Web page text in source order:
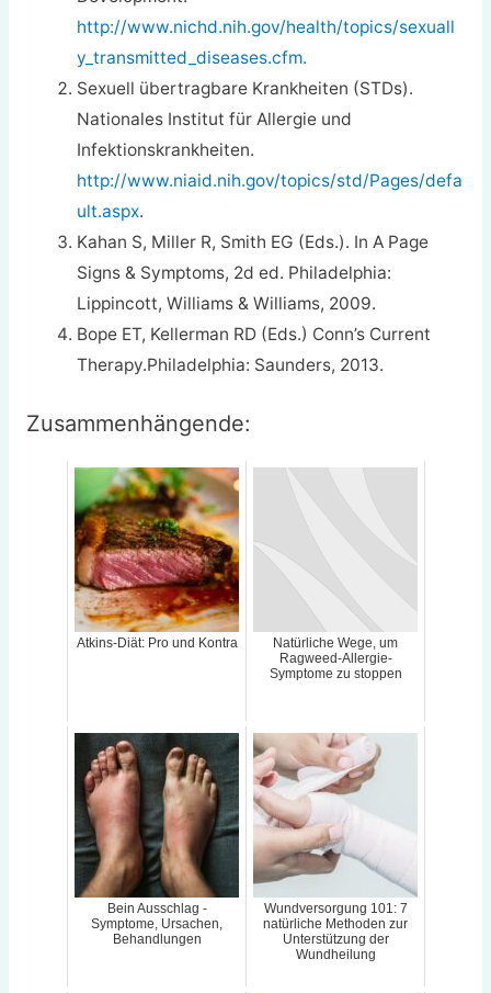
http://www.nichd.nih.gov/health/topics/sexuall
y_transmitted_diseases.cfm.
Sexuell übertragbare Krankheiten (STDs).
Nationales Institut für Allergie und
Infektionskrankheiten.
http://www.niaid.nih.gov/topics/std/Pages/defa
ult.aspx.
Kahan S, Miller R, Smith EG (Eds.). In A Page
Signs & Symptoms, 2d ed. Philadelphia:
Lippincott, Williams & Williams, 2009.
Bope ET, Kellerman RD (Eds.) Conn’s Current
Therapy.Philadelphia: Saunders, 2013.
Zusammenhängende:
Atkins-Diät: Pro und Kontra
Natürliche Wege, um
Ragweed-Allergie-
Symptome zu stoppen
Bein Ausschlag -
Symptome, Ursachen,
Behandlungen
Wundversorgung 101: 7
natürliche Methoden zur
Unterstützung der
Wundheilung